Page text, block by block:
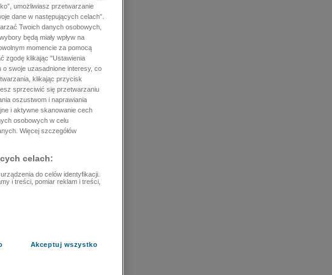
umożliwiasz przetwarzanie
dane w następujących celach”.
Twoich danych osobowych,
będą miały wpływ na
momencie za pomocą
zgodę klikając "Ustawienia
swoje uzasadnione interesy, co
klikając przycisk
sprzeciwić się przetwarzaniu
oszustwom i naprawiania
i aktywne skanowanie cech
osobowych w celu
Więcej szczegółów
celach:
do celów identyfikacji.
i treści, pomiar reklam i treści,
Akceptuj wszystko